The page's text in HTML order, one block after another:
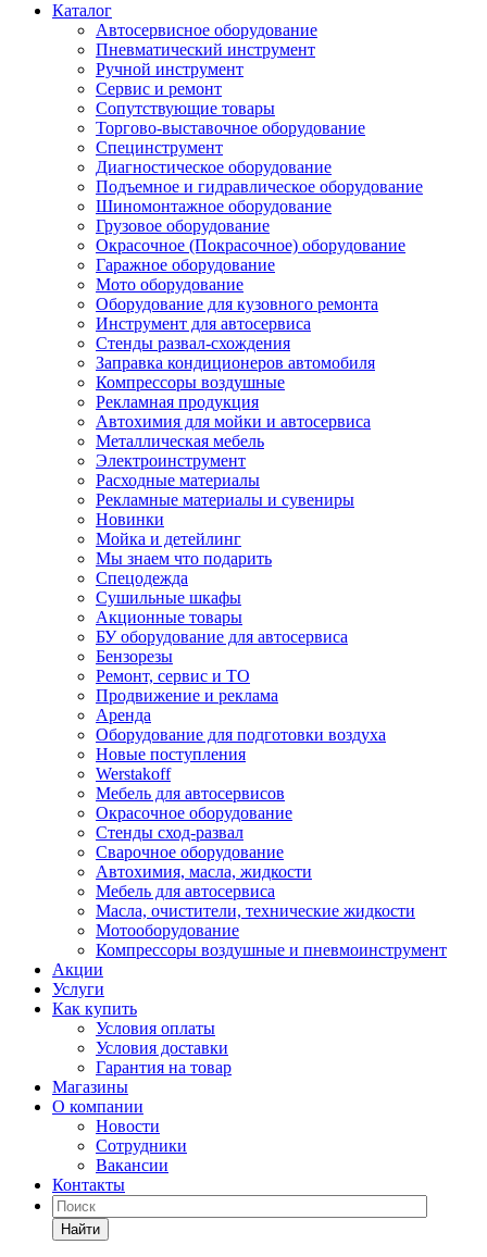
Каталог
Автосервисное оборудование
Пневматический инструмент
Ручной инструмент
Сервис и ремонт
Сопутствующие товары
Торгово-выставочное оборудование
Специнструмент
Диагностическое оборудование
Подъемное и гидравлическое оборудование
Шиномонтажное оборудование
Грузовое оборудование
Окрасочное (Покрасочное) оборудование
Гаражное оборудование
Мото оборудование
Оборудование для кузовного ремонта
Инструмент для автосервиса
Стенды развал-схождения
Заправка кондиционеров автомобиля
Компрессоры воздушные
Рекламная продукция
Автохимия для мойки и автосервиса
Металлическая мебель
Электроинструмент
Расходные материалы
Рекламные материалы и сувениры
Новинки
Мойка и детейлинг
Мы знаем что подарить
Спецодежда
Сушильные шкафы
Акционные товары
БУ оборудование для автосервиса
Бензорезы
Ремонт, сервис и ТО
Продвижение и реклама
Аренда
Оборудование для подготовки воздуха
Новые поступления
Werstakoff
Мебель для автосервисов
Окрасочное оборудование
Стенды сход-развал
Сварочное оборудование
Автохимия, масла, жидкости
Мебель для автосервиса
Масла, очистители, технические жидкости
Мотооборудование
Компрессоры воздушные и пневмоинструмент
Акции
Услуги
Как купить
Условия оплаты
Условия доставки
Гарантия на товар
Магазины
О компании
Новости
Сотрудники
Вакансии
Контакты
Найти